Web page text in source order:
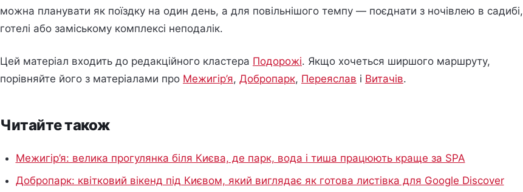
можна планувати як поїздку на один день, а для повільнішого темпу — поєднати з ночівлею в садибі,
готелі або заміському комплексі неподалік.
Цей матеріал входить до редакційного кластера Подорожі. Якщо хочеться ширшого маршруту,
порівняйте його з матеріалами про Межигір’я, Добропарк, Переяслав і Витачів.
Читайте також
Межигір’я: велика прогулянка біля Києва, де парк, вода і тиша працюють краще за SPA
Добропарк: квітковий вікенд під Києвом, який виглядає як готова листівка для Google Discover